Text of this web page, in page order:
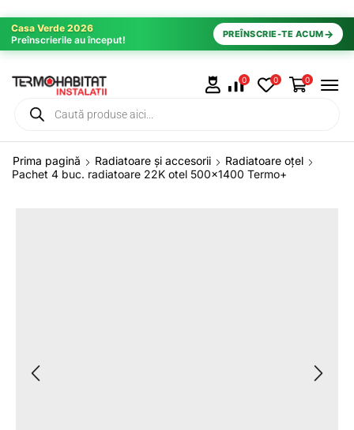
Casa Verde 2026
Preînscrierile au început!
PREÎNSCRIE-TE ACUM→
0 0 0
Prima pagină Radiatoare și accesorii
Radiatoare oțel
Pachet 4 buc. radiatoare 22K otel 500×1400 Termo+